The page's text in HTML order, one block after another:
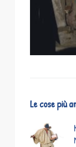
Le cose più